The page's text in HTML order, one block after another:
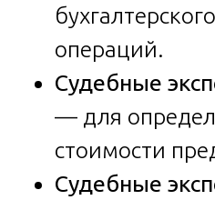
операций.
Судебные
— для
стоимости
Судебные